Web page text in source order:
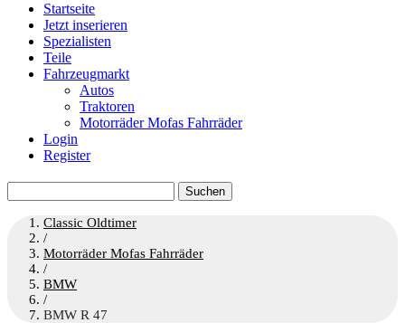
Startseite
Jetzt inserieren
Spezialisten
Teile
Fahrzeugmarkt
Autos
Traktoren
Motorräder Mofas Fahrräder
Login
Register
nach:
Classic Oldtimer
/
Motorräder Mofas Fahrräder
/
BMW
/
BMW R 47